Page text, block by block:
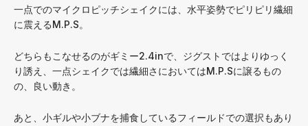
一点でのマイクロピッチシェイクには、水平姿勢でピリピリ繊細
に震えるM.P.S。
どちらもこなせるのがギミー2.4inで、ジグストではよりゆっく
り誘え、一点シェイクでは繊細さにおいてはM.P.Sに譲るもの
の、良い動き。
あと、小ギルや小ブナを捕食しているフィールドでの選択もあり